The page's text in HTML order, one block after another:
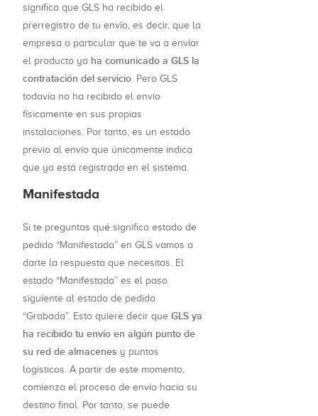
significa que GLS ha recibido el
prerregistro de tu envío, es decir, que la
empresa o particular que te va a enviar
el producto ya ha comunicado a GLS la
contratación del servicio . Pero GLS
todavía no ha recibido el envío
físicamente en sus propias
instalaciones. Por tanto, es un estado
previo al envío que únicamente indica
que ya está registrado en el sistema.
Manifestada
Si te preguntas qué significa estado de
pedido “Manifestada” en GLS vamos a
darte la respuesta que necesitas. El
estado “Manifestada” es el paso
siguiente al estado de pedido
“Grabada”. Esto quiere decir que GLS ya
ha recibido tu envío en algún punto de
su red de almacenes y puntos
logísticos. A partir de este momento,
comienza el proceso de envío hacia su
destino final. Por tanto, se puede